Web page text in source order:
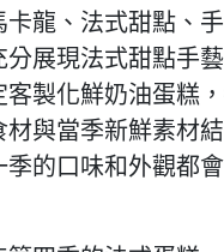
卡龍、法式甜點、
分展現法式甜點手
客製化鮮奶油蛋糕
材與當季新鮮素材結
季的口味和外觀都